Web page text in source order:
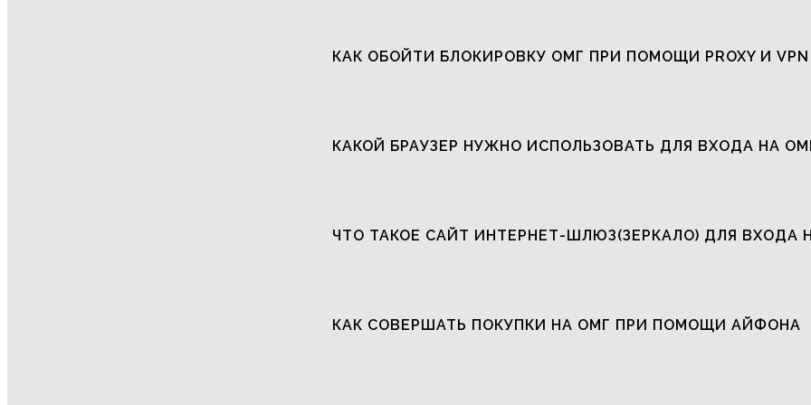
КАК ОБОЙТИ БЛОКИРОВКУ ОМГ ПРИ ПОМОЩИ PROXY И VPN
КАКОЙ БРАУЗЕР НУЖНО ИСПОЛЬЗОВАТЬ ДЛЯ ВХОДА НА
ЧТО ТАКОЕ САЙТ ИНТЕРНЕТ-ШЛЮЗ(ЗЕРКАЛО) ДЛЯ ВХОДА
КАК СОВЕРШАТЬ ПОКУПКИ НА ОМГ ПРИ ПОМОЩИ АЙФОНА